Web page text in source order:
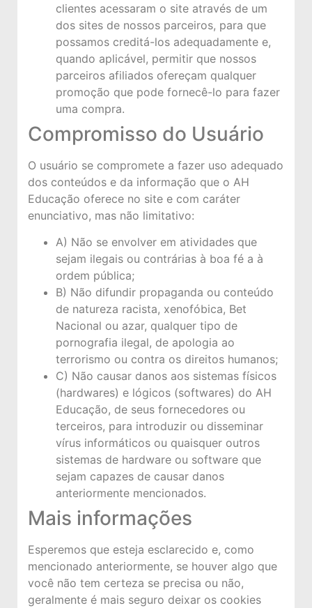
clientes acessaram o site através de um
dos sites de nossos parceiros, para que
possamos creditá-los adequadamente e,
quando aplicável, permitir que nossos
parceiros afiliados ofereçam qualquer
promoção que pode fornecê-lo para fazer
uma compra.
Compromisso do Usuário
O usuário se compromete a fazer uso adequado
dos conteúdos e da informação que o AH
Educação oferece no site e com caráter
enunciativo, mas não limitativo:
A) Não se envolver em atividades que
sejam ilegais ou contrárias à boa fé a à
ordem pública;
B) Não difundir propaganda ou conteúdo
de natureza racista, xenofóbica, Bet
Nacional ou azar, qualquer tipo de
pornografia ilegal, de apologia ao
terrorismo ou contra os direitos humanos;
C) Não causar danos aos sistemas físicos
(hardwares) e lógicos (softwares) do AH
Educação, de seus fornecedores ou
terceiros, para introduzir ou disseminar
vírus informáticos ou quaisquer outros
sistemas de hardware ou software que
sejam capazes de causar danos
anteriormente mencionados.
Mais informações
Esperemos que esteja esclarecido e, como
mencionado anteriormente, se houver algo que
você não tem certeza se precisa ou não,
geralmente é mais seguro deixar os cookies